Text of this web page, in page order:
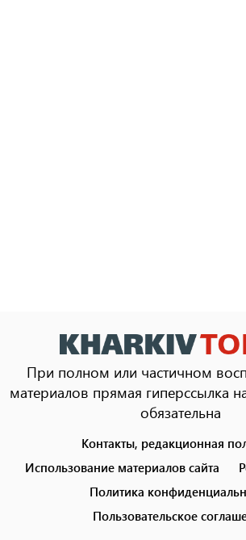
При полном или частичном
материалов прямая гиперссылка
обязательна
menu
Контакты, редакционная
Использование материалов сайта
Политика
Пользовательское